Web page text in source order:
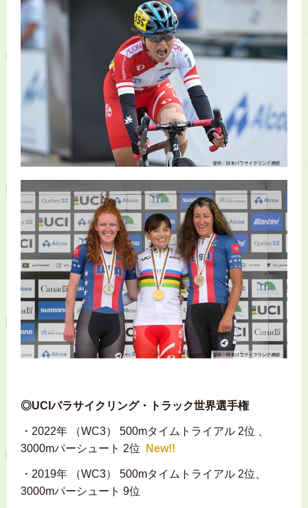
◎UCIパラサイクリング・トラック世界選手権
・2022年 （WC3） 500mタイムトライアル 2位 、
3000mパーシュート 2位
New!!
・2019年 （WC3） 500mタイムトライアル 2位、
3000mパーシュート 9位